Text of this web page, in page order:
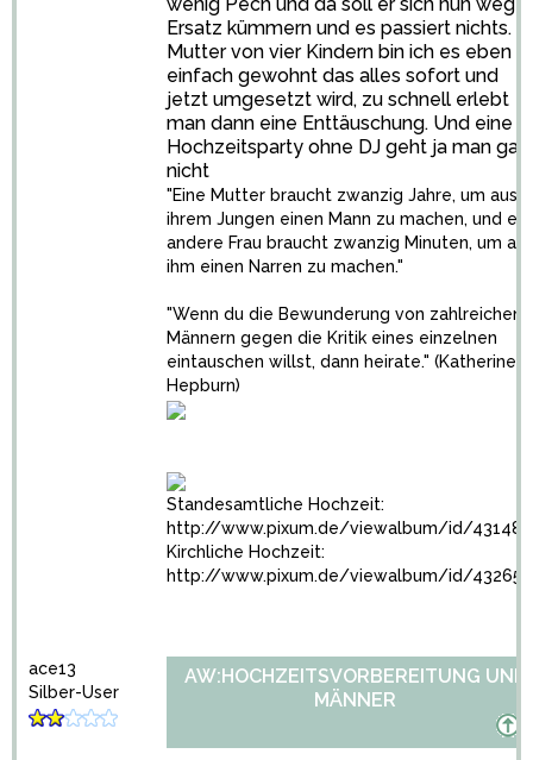
Ersatz kümmern und es passiert nichts.
Mutter von vier Kindern bin ich es eben
einfach gewohnt das alles sofort und
jetzt umgesetzt wird, zu schnell erlebt
man dann eine Enttäuschung. Und eine
Hochzeitsparty ohne DJ geht ja man gar
nicht
"Eine Mutter braucht zwanzig Jahre, um aus
ihrem Jungen einen Mann zu machen, und
andere Frau braucht zwanzig Minuten, um aus
ihm einen Narren zu machen."
"Wenn du die Bewunderung von zahlreichen
Männern gegen die Kritik eines einzelnen
eintauschen willst, dann heirate." (Katherine
Hepburn)
Standesamtliche Hochzeit:
http://www.pixum.de/viewalbum/id/
Kirchliche Hochzeit:
http://www.pixum.de/viewalbum/id/
ace13
Silber-User
AW:HOCHZEITSVORBEREITUNG UND
MÄNNER